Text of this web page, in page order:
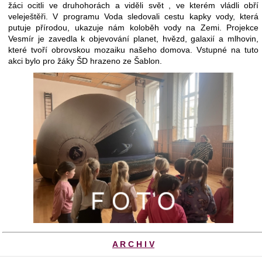
žáci ocitli ve druhohorách a viděli svět , ve kterém vládli obří
veleještěři. V programu Voda sledovali cestu kapky vody, která
putuje přírodou, ukazuje nám koloběh vody na Zemi. Projekce
Vesmír je zavedla k objevování planet, hvězd, galaxií a mlhovin,
které tvoří obrovskou mozaiku našeho domova. Vstupné na tuto
akci bylo pro žáky ŠD hrazeno ze Šablon.
A R C H I V